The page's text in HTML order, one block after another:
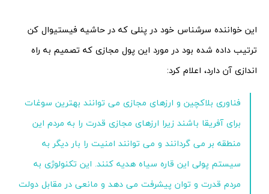
این خواننده سرشناس خود در پنلی که در حاشیه فیستیوال کن
ترتیب داده شده بود در مورد این پول مجازی که تصمیم به راه
اندازی آن دارد، اعلام کرد:
فناوری بلاکچین و ارزهای مجازی می توانند بهترین سوغات
برای آفریقا باشند زیرا ارزهای مجازی قدرت را به مردم این
منطقه بر می گردانند و می توانند امنیت را بار دیگر به
سیستم پولی این قاره سیاه هدیه کنند. این تکنولوژی به
مردم قدرت و توان پیشرفت می دهد و مانعی در مقابل دولت